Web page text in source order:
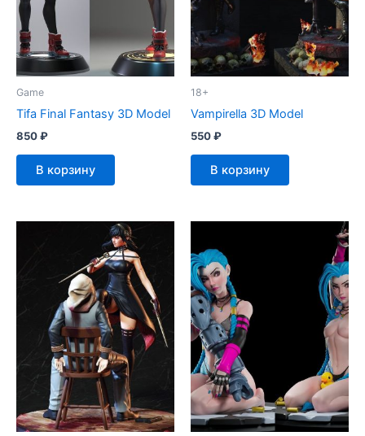
Game
Tifa Final Fantasy 3D Model
850₽
В корзину
18+
Vampirella 3D Model
550₽
В корзину